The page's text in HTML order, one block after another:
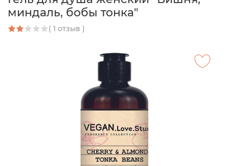
миндаль, бобы тонка"
( 1 отзыв )